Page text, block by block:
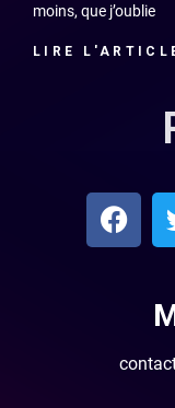
moins, que j’oublie
LIRE